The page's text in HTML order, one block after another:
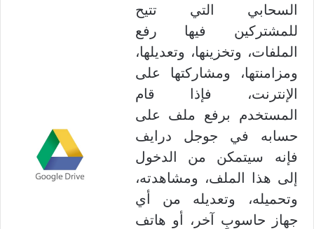
السحابي التي تتيح
للمشتركين فيها رفع
الملفات، وتخزينها، وتعديلها،
ومزامنتها، ومشاركتها على
الإنترنت، فإذا قام
المستخدم برفع ملف على
حسابه في جوجل درايف
فإنه سيتمكن من الدخول
إلى هذا الملف، ومشاهدته،
وتحميله، وتعديله من أي
جهاز حاسوبٍ آخر، أو هاتف